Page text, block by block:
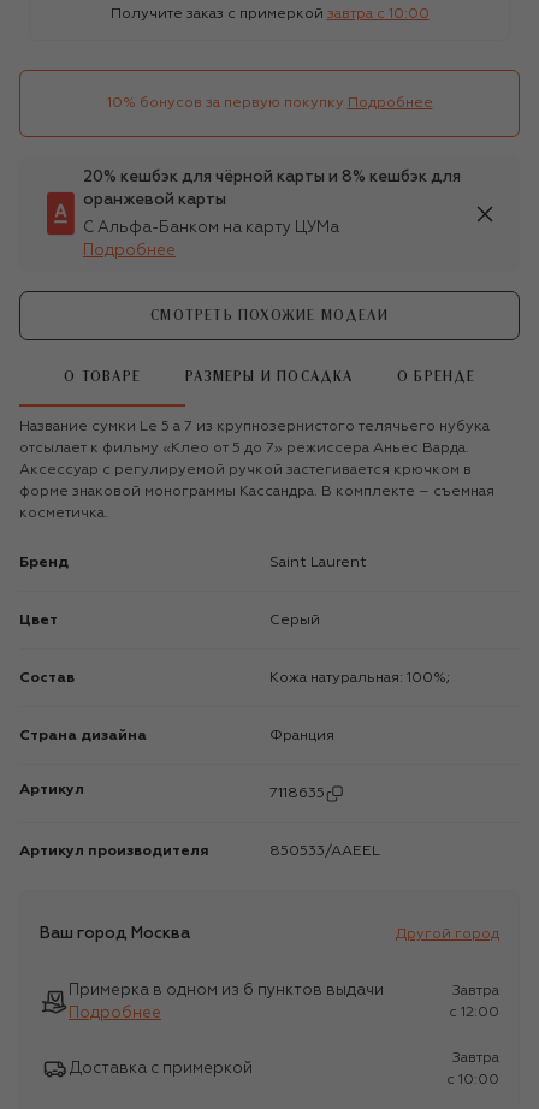
Получите заказ с примеркой завтра c 10:00
10% бонусов за первую покупку Подробнее
20% кешбэк для чёрной карты и 8% кешбэк для
оранжевой карты
С Альфа-Банком на карту ЦУМа
Подробнее
СМОТРЕТЬ ПОХОЖИЕ МОДЕЛИ
О ТОВАРЕ РАЗМЕРЫ И ПОСАДКА О БРЕНДЕ
Название сумки Le 5 a 7 из крупнозернистого телячьего нубука
отсылает к фильму «Клео от 5 до 7» режиссера Аньес Варда.
Аксессуар с регулируемой ручкой застегивается крючком в
форме знаковой монограммы Кассандра. В комплекте – съемная
косметичка.
Бренд Saint Laurent
Цвет Серый
Состав Кожа натуральная: 100%;
Страна дизайна Франция
Артикул 7118635
Артикул производителя 850533/AAEEL
Ваш город Москва Другой город
Примерка в одном из 6 пунктов выдачи
Подробнее
Завтра
c 12:00
Доставка с примеркой
Завтра
c 10:00